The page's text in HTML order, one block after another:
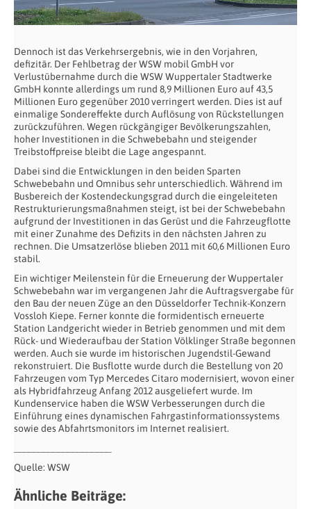
Dennoch ist das Verkehrsergebnis, wie in den Vorjahren,
defizitär. Der Fehlbetrag der WSW mobil GmbH vor
Verlustübernahme durch die WSW Wuppertaler Stadtwerke
GmbH konnte allerdings um rund 8,9 Millionen Euro auf 43,5
Millionen Euro gegenüber 2010 verringert werden. Dies ist auf
einmalige Sondereffekte durch Auflösung von Rückstellungen
zurückzuführen. Wegen rückgängiger Bevölkerungszahlen,
hoher Investitionen in die Schwebebahn und steigender
Treibstoffpreise bleibt die Lage angespannt.
Dabei sind die Entwicklungen in den beiden Sparten
Schwebebahn und Omnibus sehr unterschiedlich. Während im
Busbereich der Kostendeckungsgrad durch die eingeleiteten
Restrukturierungsmaßnahmen steigt, ist bei der Schwebebahn
aufgrund der Investitionen in das Gerüst und die Fahrzeugflotte
mit einer Zunahme des Defizits in den nächsten Jahren zu
rechnen. Die Umsatzerlöse blieben 2011 mit 60,6 Millionen Euro
stabil.
Ein wichtiger Meilenstein für die Erneuerung der Wuppertaler
Schwebebahn war im vergangenen Jahr die Auftragsvergabe für
den Bau der neuen Züge an den Düsseldorfer Technik-Konzern
Vossloh Kiepe. Ferner konnte die formidentisch erneuerte
Station Landgericht wieder in Betrieb genommen und mit dem
Rück- und Wiederaufbau der Station Völklinger Straße begonnen
werden. Auch sie wurde im historischen Jugendstil-Gewand
rekonstruiert. Die Busflotte wurde durch die Bestellung von 20
Fahrzeugen vom Typ Mercedes Citaro modernisiert, wovon einer
als Hybridfahrzeug Anfang 2012 ausgeliefert wurde. Im
Kundenservice haben die WSW Verbesserungen durch die
Einführung eines dynamischen Fahrgastinformationssystems
sowie des Abfahrtsmonitors im Internet realisiert.
Quelle: WSW
Ähnliche Beiträge: